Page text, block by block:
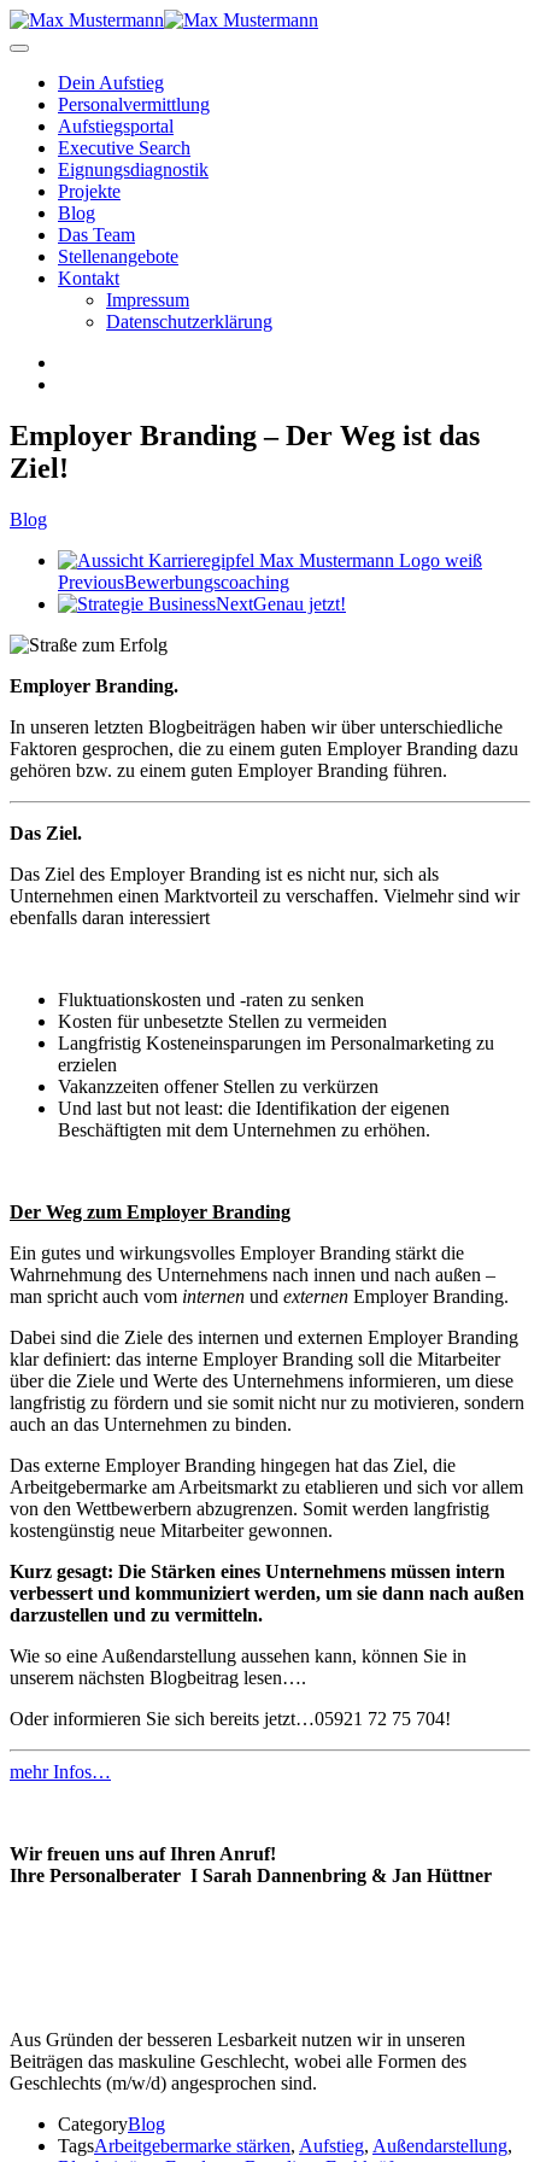
Dein Aufstieg
Personal­vermittlung
Aufstiegsportal
Executive Search
Eignungs­diagnostik
Projekte
Blog
Das Team
Stellenangebote
Kontakt
Impressum
Datenschutzerklärung
Employer Branding – Der Weg ist das
Ziel!
Blog
PreviousBewerbungscoaching
NextGenau jetzt!
Employer Branding.
In unseren letzten Blogbeiträgen haben wir über unterschiedliche
Faktoren gesprochen, die zu einem guten Employer Branding dazu
gehören bzw. zu einem guten Employer Branding führen.
Das Ziel.
Das Ziel des Employer Branding ist es nicht nur, sich als
Unternehmen einen Marktvorteil zu verschaffen. Vielmehr sind wir
ebenfalls daran interessiert
Fluktuationskosten und -raten zu senken
Kosten für unbesetzte Stellen zu vermeiden
Langfristig Kosteneinsparungen im Personalmarketing zu
erzielen
Vakanzzeiten offener Stellen zu verkürzen
Und last but not least: die Identifikation der eigenen
Beschäftigten mit dem Unternehmen zu erhöhen.
Der Weg zum Employer Branding
Ein gutes und wirkungsvolles Employer Branding stärkt die
Wahrnehmung des Unternehmens nach innen und nach außen –
man spricht auch vom internen und externen Employer Branding.
Dabei sind die Ziele des internen und externen Employer Branding
klar definiert: das interne Employer Branding soll die Mitarbeiter
über die Ziele und Werte des Unternehmens informieren, um diese
langfristig zu fördern und sie somit nicht nur zu motivieren, sondern
auch an das Unternehmen zu binden.
Das externe Employer Branding hingegen hat das Ziel, die
Arbeitgebermarke am Arbeitsmarkt zu etablieren und sich vor allem
von den Wettbewerbern abzugrenzen. Somit werden langfristig
kostengünstig neue Mitarbeiter gewonnen.
Kurz gesagt: Die Stärken eines Unternehmens müssen intern
verbessert und kommuniziert werden, um sie dann nach außen
darzustellen und zu vermitteln.
Wie so eine Außendarstellung aussehen kann, können Sie in
unserem nächsten Blogbeitrag lesen….
Oder informieren Sie sich bereits jetzt…05921 72 75 704!
mehr Infos…
Wir freuen uns auf Ihren Anruf!
Ihre Personalberater I Sarah Dannenbring & Jan Hüttner
Aus Gründen der besseren Lesbarkeit nutzen wir in unseren
Beiträgen das maskuline Geschlecht, wobei alle Formen des
Geschlechts (m/w/d) angesprochen sind.
CategoryBlog
TagsArbeitgebermarke stärken, Aufstieg, Außendarstellung,